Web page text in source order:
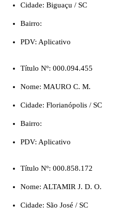
Cidade: Biguaçu / SC
Bairro:
PDV: Aplicativo
Título Nº: 000.094.455
Nome: MAURO C. M.
Cidade: Florianópolis / SC
Bairro:
PDV: Aplicativo
Título Nº: 000.858.172
Nome: ALTAMIR J. D. O.
Cidade: São José / SC